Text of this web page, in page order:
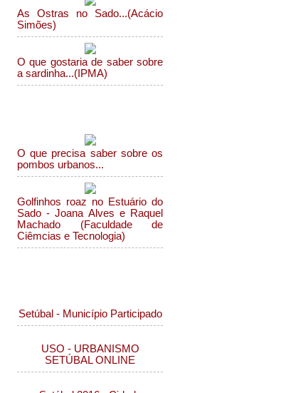
As Ostras no Sado...(Acácio
Simões)
O que gostaria de saber sobre
a sardinha...(IPMA)
O que precisa saber sobre os
pombos urbanos...
Golfinhos roaz no Estuário do
Sado - Joana Alves e Raquel
Machado (Faculdade de
Ciêmcias e Tecnologia)
Setúbal - Município Participado
USO - URBANISMO
SETÚBAL ONLINE